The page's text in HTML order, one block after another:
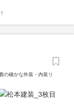
の確かな外装・内装リ